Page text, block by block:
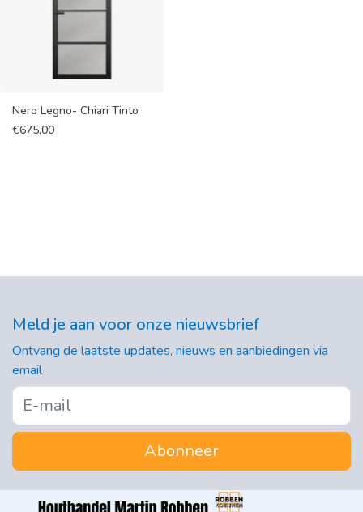
Nero Legno- Chiari Tinto
€675,00
Meld je aan voor onze nieuwsbrief
Ontvang de laatste updates, nieuws en aanbiedingen via
email
Abonneer